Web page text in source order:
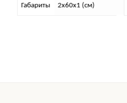
Габариты 444х194х160 (см)